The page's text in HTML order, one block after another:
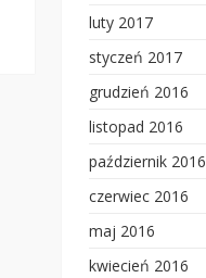
luty 2017
styczeń 2017
grudzień 2016
listopad 2016
październik 2016
czerwiec 2016
maj 2016
kwiecień 2016